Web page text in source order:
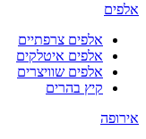
אלפים
אלפים צרפתיים
אלפים איטלקים
אלפים שוויצרים
קיץ בהרים
אירופה